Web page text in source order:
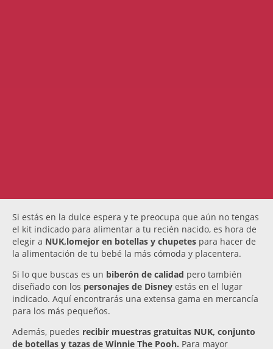
Si estás en la dulce espera y te preocupa que aún no tengas
el kit indicado para alimentar a tu recién nacido, es hora de
elegir a NUK,lomejor en botellas y chupetes para hacer de
la alimentación de tu bebé la más cómoda y placentera.
Si lo que buscas es un biberón de calidad pero también
diseñado con los personajes de Disney estás en el lugar
indicado. Aquí encontrarás una extensa gama en mercancía
para los más pequeños.
Además, puedes recibir muestras gratuitas NUK, conjunto
de botellas y tazas de Winnie The Pooh. Para mayor